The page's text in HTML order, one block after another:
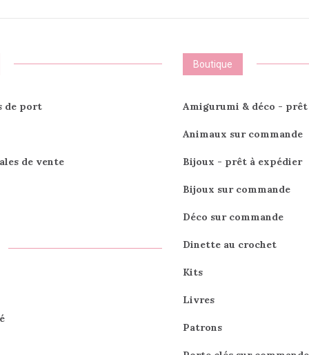
de port
de vente
Boutique
Amigurumi & déco -
Animaux sur commande
Bijoux - prêt à expédier
Bijoux sur commande
Déco sur commande
Dinette au crochet
Kits
Livres
Patrons